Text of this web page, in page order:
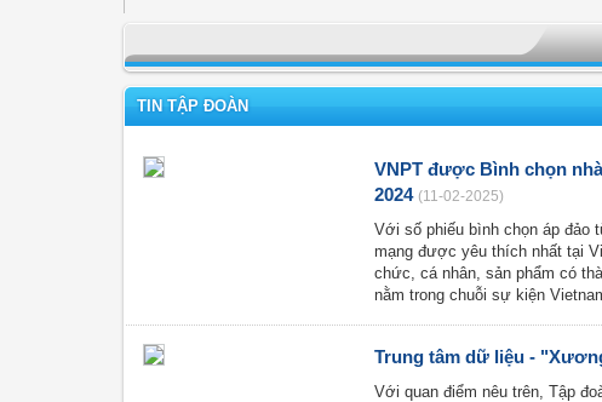
TIN TẬP ĐOÀN
VNPT được Bình chọn
2024 (11-02-2025)
Với số phiếu bình chọn áp đảo
mạng được yêu thích nhất tại
chức, cá nhân, sản phẩm có
nằm trong chuỗi sự kiện
Trung tâm dữ liệu -
Với quan điểm nêu trên, Tập